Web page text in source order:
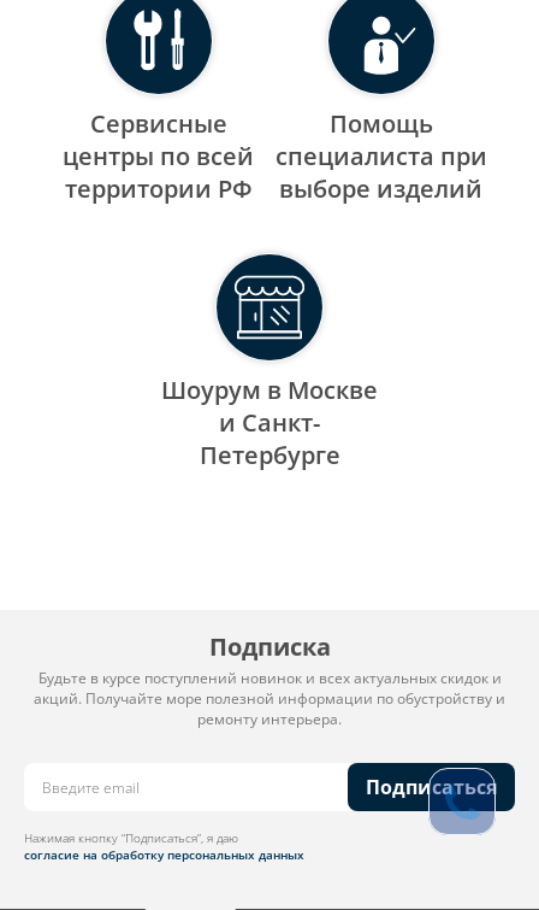
Сервисные
центры по всей
территории РФ
Помощь
специалиста при
выборе изделий
Шоурум в Москве
и Санкт-
Петербурге
Подписка
Будьте в курсе поступлений новинок и всех актуальных скидок и
акций. Получайте море полезной информации по обустройству и
ремонту интерьера.
Подписаться
Нажимая кнопку “Подписаться”, я даю
согласие на обработку персональных данных